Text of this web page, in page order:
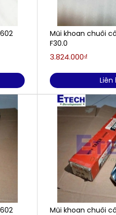
Mũi khoan chuôi
F30.0
3.824.000₫
Liên
Mũi khoan chuôi